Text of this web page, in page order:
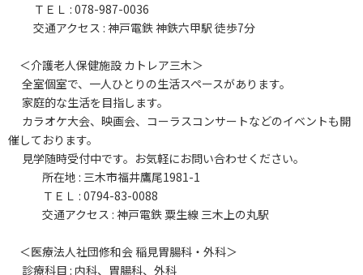
ＴＥＬ : 078-987-0036
交通アクセス : 神戸電鉄 神鉄六甲駅 徒歩7分
＜介護老人保健施設 カトレア三木＞
全室個室で、一人ひとりの生活スペースがあります。
家庭的な生活を目指します。
カラオケ大会、映画会、コーラスコンサートなどのイベントも開
催しております。
見学随時受付中です。お気軽にお問い合わせください。
所在地 : 三木市福井鷹尾1981-1
ＴＥＬ : 0794-83-0088
交通アクセス : 神戸電鉄 粟生線 三木上の丸駅
＜医療法人社団修和会 稲見胃腸科・外科＞
診療科目 : 内科、胃腸科、外科